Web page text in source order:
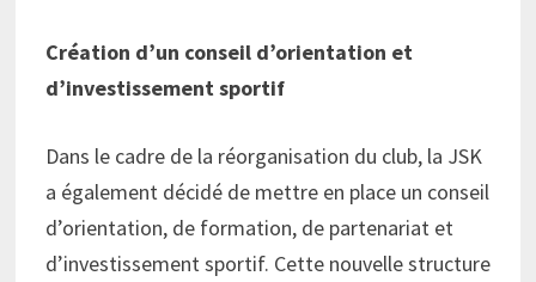
Création d’un conseil d’orientation et
d’investissement sportif
Dans le cadre de la réorganisation du club, la JSK
a également décidé de mettre en place un conseil
d’orientation, de formation, de partenariat et
d’investissement sportif. Cette nouvelle structure